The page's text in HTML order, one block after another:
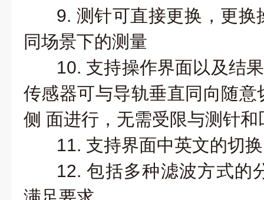
9. 测针可直接更换，更
同场景下的测量
10. 支持操作界面以及结
传感器可与导轨垂直同向随
侧 面进行，无需受限与测针和
11. 支持界面中英文的切换
12. 包括多种滤波方式的